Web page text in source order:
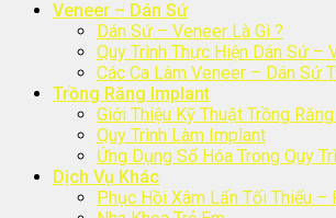
Veneer – Dán Sứ
Dán Sứ – Veneer Là Gì ?
Quy Trình Thực Hiện Dán Sứ –
Các Ca Làm Veneer – Dán Sứ
Trồng Răng Implant
Giới Thiệu Kỹ Thuật Trồng
Quy Trình Làm Implant
Ứng Dụng Số Hóa Trong Quy
Dịch Vụ Khác
Phục Hồi Xâm Lấn Tối Thiểu –